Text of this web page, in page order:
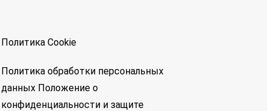
Политика Cookie
Политика обработки персональных
данных Положение о
конфиденциальности и защите